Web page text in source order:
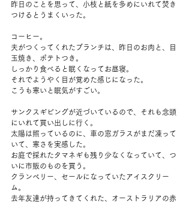
昨日のことを思って、小枝と紙を多めにいれて焚き
つけるとうまくいった。
コーヒー。
夫がつくってくれたブランチは、昨日のお肉と、目
玉焼き、ポテトつき。
しっかり食べると眠くなってお昼寝。
それでようやく目が覚めた感じになった。
こうも寒いと眠気がすごい。
サンクスギビングが近づいているので、それも念頭
にいれて買い出しに行く。
太陽は照っているのに、車の窓ガラスがまだ凍って
いて、寒さを実感した。
お庭で採れたタマネギも残り少なくなっていて、つ
いに市販のものを買う。
クランベリー、セールになっていたアイスクリー
ム。
去年友達が持ってきてくれた、オーストラリアの赤